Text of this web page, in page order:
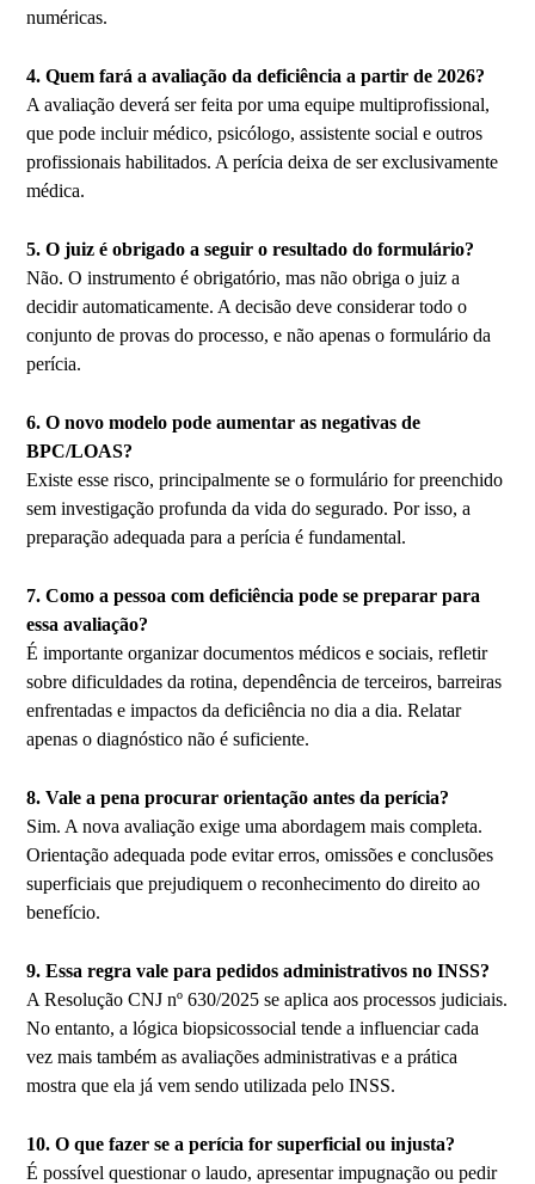
numéricas.
4. Quem fará a avaliação da deficiência a partir de 2026?
A avaliação deverá ser feita por uma equipe multiprofissional,
que pode incluir médico, psicólogo, assistente social e outros
profissionais habilitados. A perícia deixa de ser exclusivamente
médica.
5. O juiz é obrigado a seguir o resultado do formulário?
Não. O instrumento é obrigatório, mas não obriga o juiz a
decidir automaticamente. A decisão deve considerar todo o
conjunto de provas do processo, e não apenas o formulário da
perícia.
6. O novo modelo pode aumentar as negativas de
BPC/LOAS?
Existe esse risco, principalmente se o formulário for preenchido
sem investigação profunda da vida do segurado. Por isso, a
preparação adequada para a perícia é fundamental.
7. Como a pessoa com deficiência pode se preparar para
essa avaliação?
É importante organizar documentos médicos e sociais, refletir
sobre dificuldades da rotina, dependência de terceiros, barreiras
enfrentadas e impactos da deficiência no dia a dia. Relatar
apenas o diagnóstico não é suficiente.
8. Vale a pena procurar orientação antes da perícia?
Sim. A nova avaliação exige uma abordagem mais completa.
Orientação adequada pode evitar erros, omissões e conclusões
superficiais que prejudiquem o reconhecimento do direito ao
benefício.
9. Essa regra vale para pedidos administrativos no INSS?
A Resolução CNJ nº 630/2025 se aplica aos processos judiciais.
No entanto, a lógica biopsicossocial tende a influenciar cada
vez mais também as avaliações administrativas e a prática
mostra que ela já vem sendo utilizada pelo INSS.
10. O que fazer se a perícia for superficial ou injusta?
É possível questionar o laudo, apresentar impugnação ou pedir